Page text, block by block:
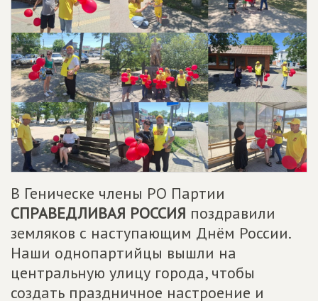
В Геническе члены РО Партии
СПРАВЕДЛИВАЯ РОССИЯ поздравили
земляков с наступающим Днём России.
Наши однопартийцы вышли на
центральную улицу города, чтобы
создать праздничное настроение и